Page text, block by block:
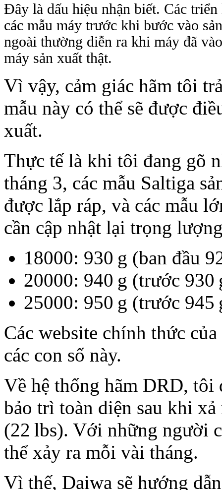
Đây là dấu hiệu nhận biết. Các
các mẫu máy trước khi bước vào
ngoài thường diễn ra khi máy đã
máy sản xuất thật.
Vì vậy, cảm giác hãm tôi
mẫu này có thể sẽ được
xuất.
Thực tế là khi tôi đang gõ
tháng 3, các mẫu Saltiga
được lắp ráp, và các mẫu
cần cập nhật lại trọng
18000: 930 g (ban đầu
20000: 940 g (trước 930
25000: 950 g (trước 945
Các website chính thức
các con số này.
Về hệ thống hãm DRD, tôi
bảo trì toàn diện sau khi
(22 lbs). Với những người
thể xảy ra mỗi vài tháng.
Vì thế, Daiwa sẽ hướng